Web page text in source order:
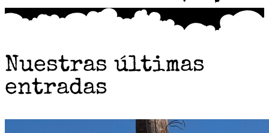
Nuestras últimas
entradas